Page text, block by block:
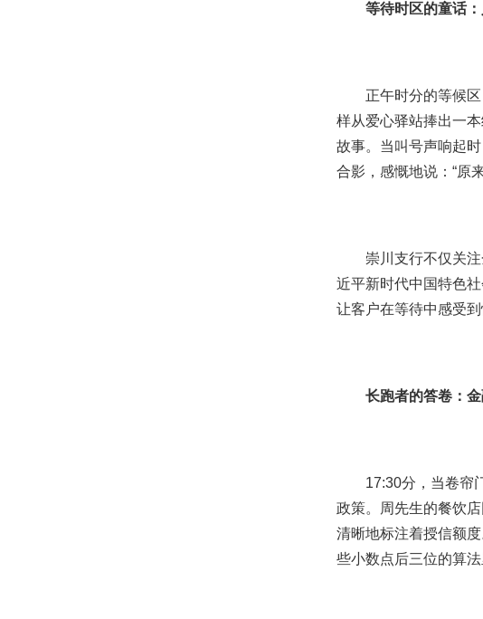
等待时区的童话
正午时分的等候
样从爱心驿站捧出一
故事。当叫号声响起
合影，感慨地说：“原
崇川支行不仅关
近平新时代中国特色
让客户在等待中感受
长跑者的答卷：
17:30分，当卷帘
政策。周先生的餐饮
清晰地标注着授信额
些小数点后三位的算法